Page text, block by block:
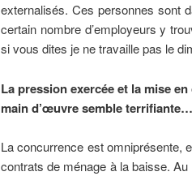
externalisés. Ces personnes sont
certain nombre d’employeurs y
si vous dites je ne travaille pas le
La pression exercée et la mise
main d’œuvre semble terrifiante…
La concurrence est omniprésente,
contrats de ménage à la baisse.